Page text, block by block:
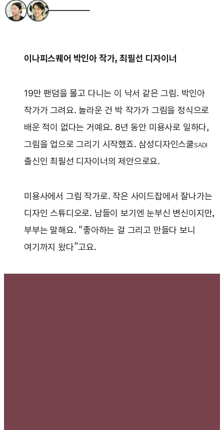
이나피스퀘어 박인아 작가, 최필선 디자이너
19만 팬덤을 몰고 다니는 이 낙서 같은 그림. 박인아
작가가 그려요. 놀라운 건 박 작가가 그림을 정식으로
배운 적이 없다는 거예요. 8년 동안 미용사로 일하다,
그림을 업으로 그리기 시작했죠. 삼성디자인스쿨SADI
출신인 최필선 디자이너의 제안으로요.
미용사에서 그림 작가로. 작은 사이드잡에서 잘나가는
디자인 스튜디오로. 남들이 보기엔 눈부신 변신이지만,
부부는 말해요. “좋아하는 걸 그리고 만들다 보니
여기까지 왔다”고요.